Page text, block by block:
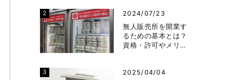
2024/07/23
無人販売所を開業す
るための基本とは？
資格・許可やメリ…
2025/04/04